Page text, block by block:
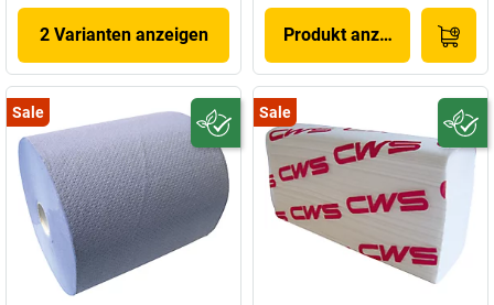
2 Varianten anzeigen Produkt anzeigen
Sale Sale